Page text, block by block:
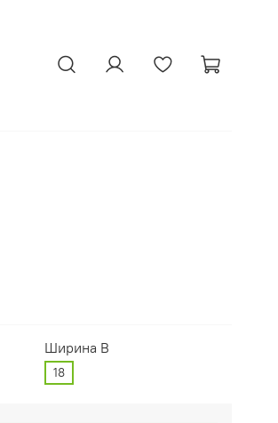
Ширина В
18